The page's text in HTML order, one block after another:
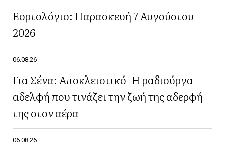
Εορτολόγιο: Παρασκευή 7 Αυγούστου
2026
06.08.26
Για Σένα: Αποκλειστικό -Η ραδιούργα
αδελφή που τινάζει την ζωή της αδερφή
της στον αέρα
06.08.26